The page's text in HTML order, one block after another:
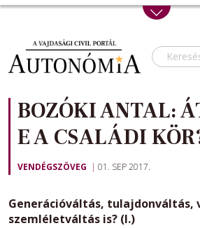
Skip to main content
BOZÓKI ANTAL:
E A CSALÁDI
VENDÉGSZÖVEG 01. SEP 2017.
Generációváltás, tulajdonváltás,
szemléletváltás is? (I.)